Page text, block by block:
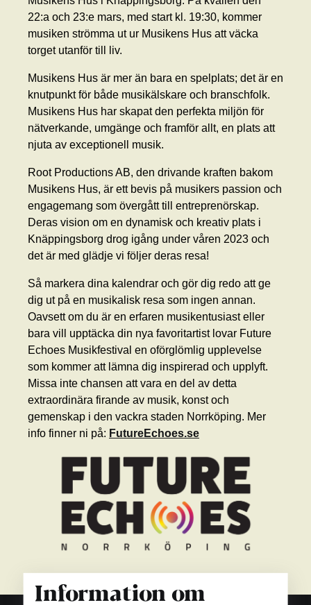
22:a och 23:e mars, med start kl. 19:30, kommer
musiken strömma ut ur Musikens Hus att väcka
torget utanför till liv.
Musikens Hus är mer än bara en spelplats; det är en
knutpunkt för både musikälskare och branschfolk.
Musikens Hus har skapat den perfekta miljön för
nätverkande, umgänge och framför allt, en plats att
njuta av exceptionell musik.
Root Productions AB, den drivande kraften bakom
Musikens Hus, är ett bevis på musikers passion och
engagemang som övergått till entreprenörskap.
Deras vision om en dynamisk och kreativ plats i
Knäppingsborg drog igång under våren 2023 och
det är med glädje vi följer deras resa!
Så markera dina kalendrar och gör dig redo att ge
dig ut på en musikalisk resa som ingen annan.
Oavsett om du är en erfaren musikentusiast eller
bara vill upptäcka din nya favoritartist lovar Future
Echoes Musikfestival en oförglömlig upplevelse
som kommer att lämna dig inspirerad och upplyft.
Missa inte chansen att vara en del av detta
extraordinära firande av musik, konst och
gemenskap i den vackra staden Norrköping. Mer
info finner ni på: FutureEchoes.se
Information om